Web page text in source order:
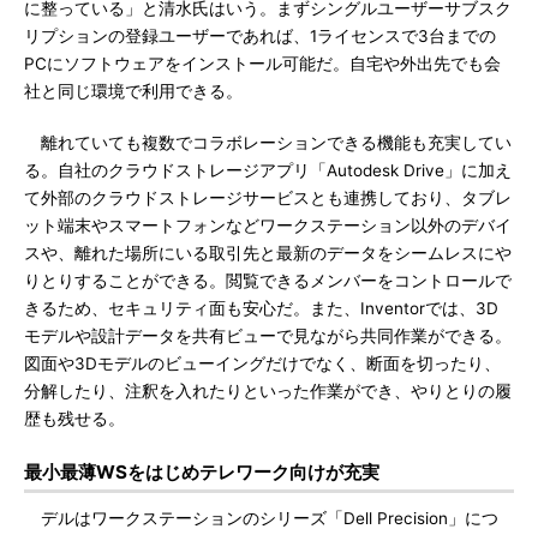
に整っている」と清水氏はいう。まずシングルユーザーサブスク
リプションの登録ユーザーであれば、1ライセンスで3台までの
PCにソフトウェアをインストール可能だ。自宅や外出先でも会
社と同じ環境で利用できる。
離れていても複数でコラボレーションできる機能も充実してい
る。自社のクラウドストレージアプリ「Autodesk Drive」に加え
て外部のクラウドストレージサービスとも連携しており、タブレ
ット端末やスマートフォンなどワークステーション以外のデバイ
スや、離れた場所にいる取引先と最新のデータをシームレスにや
りとりすることができる。閲覧できるメンバーをコントロールで
きるため、セキュリティ面も安心だ。また、Inventorでは、3D
モデルや設計データを共有ビューで見ながら共同作業ができる。
図面や3Dモデルのビューイングだけでなく、断面を切ったり、
分解したり、注釈を入れたりといった作業ができ、やりとりの履
歴も残せる。
最小最薄WSをはじめテレワーク向けが充実
デルはワークステーションのシリーズ「Dell Precision」につ